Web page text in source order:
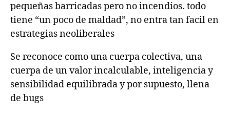
pequeñas barricadas pero no incendios. todo
tiene “un poco de maldad”, no entra tan facil en
estrategias neoliberales
Se reconoce como una cuerpa colectiva, una
cuerpa de un valor incalculable, inteligencia y
sensibilidad equilibrada y por supuesto, llena
de bugs